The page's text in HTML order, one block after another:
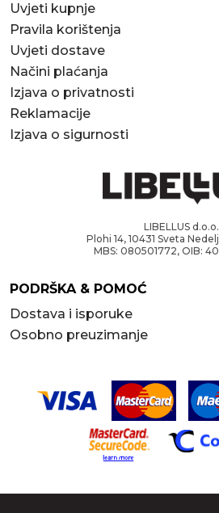
Uvjeti kupnje
Pravila korištenja
Uvjeti dostave
Načini plaćanja
Izjava o privatnosti
Reklamacije
Izjava o sigurnosti
LIBELLUS d.o.o.
Plohi 14, 10431 Sveta
MBS: 080501772, OIB:
PODRŠKA & POMOĆ
Dostava i isporuke
Osobno preuzimanje